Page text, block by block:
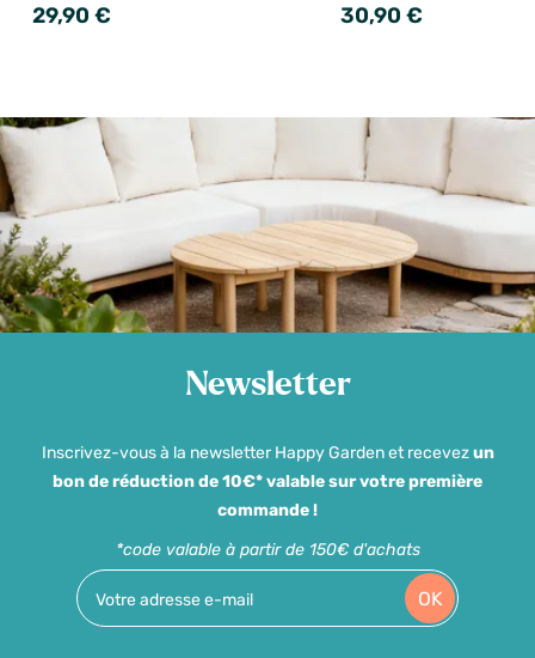
29,90 € 30,90 €
Newsletter
Inscrivez-vous à la newsletter Happy Garden et recevezun
bon de réduction de 10€* valable sur votre première
commande !
*code valable à partir de 150€ d'achats
OK